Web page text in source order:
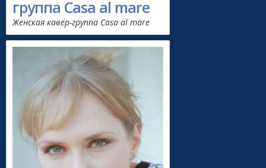
группа Casa al mare
Женская кавер-группа Casa al mare